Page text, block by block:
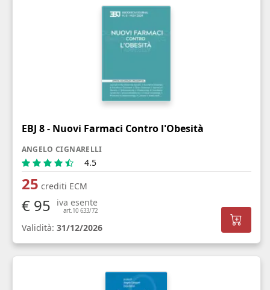
EBJ 8 - Nuovi Farmaci Contro l'Obesità
ANGELO CIGNARELLI
4.5
25 crediti ECM
€ 95 iva esente
art.10 633/72
Validità: 31/12/2026